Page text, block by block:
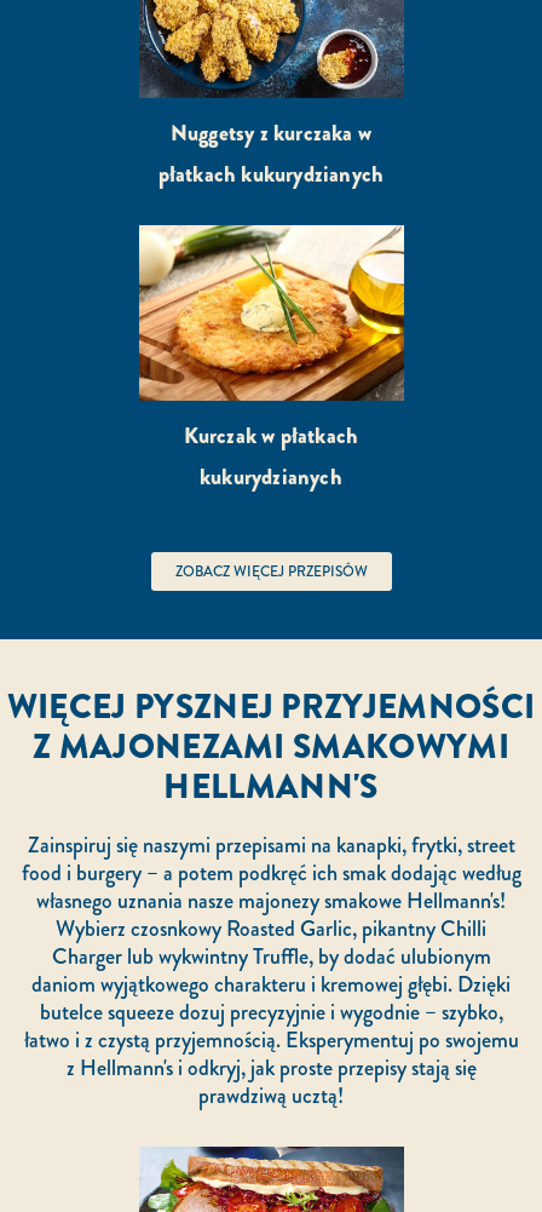
Nuggetsy z kurczaka w
płatkach kukurydzianych
Kurczak w płatkach
kukurydzianych
ZOBACZ WIĘCEJ PRZEPISÓW
WIĘCEJ PYSZNEJ PRZYJEMNOŚCI
Z MAJONEZAMI SMAKOWYMI
HELLMANN'S
Zainspiruj się naszymi przepisami na kanapki, frytki, street
food i burgery – a potem podkręć ich smak dodając według
własnego uznania nasze majonezy smakowe Hellmann's!
Wybierz czosnkowy Roasted Garlic, pikantny Chilli
Charger lub wykwintny Truffle, by dodać ulubionym
daniom wyjątkowego charakteru i kremowej głębi. Dzięki
butelce squeeze dozuj precyzyjnie i wygodnie – szybko,
łatwo i z czystą przyjemnością. Eksperymentuj po swojemu
z Hellmann's i odkryj, jak proste przepisy stają się
prawdziwą ucztą!